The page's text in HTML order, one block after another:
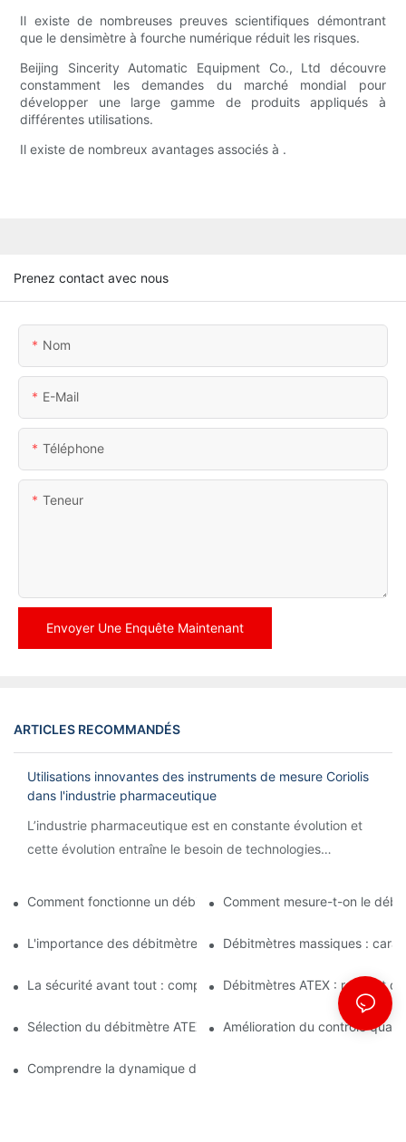
Il existe de nombreuses preuves scientifiques démontrant
que le densimètre à fourche numérique réduit les risques.
Beijing Sincerity Automatic Equipment Co., Ltd découvre
constamment les demandes du marché mondial pour
développer une large gamme de produits appliqués à
différentes utilisations.
Il existe de nombreux avantages associés à .
Prenez contact avec nous
Nom
E-Mail
Téléphone
Teneur
Envoyer Une Enquête Maintenant
ARTICLES RECOMMANDÉS
Utilisations innovantes des instruments de mesure Coriolis
dans l'industrie pharmaceutique
L’industrie pharmaceutique est en constante évolution et
cette évolution entraîne le besoin de technologies
l’exactitude.
Comment fonctionne un débitmètre Coriolis ?Comment mesure-t-on le
L'importance des débitmètres massiques dans la fabrication
Débitmètres massiques :
La sécurité avant tout : comprendre les débitmètres ATEX
Débitmètres ATEX : respect
Sélection du débitmètre ATEX adapté aux applications avec
Amélioration du contrôle
Comprendre la dynamique de la mesure du débit massique par